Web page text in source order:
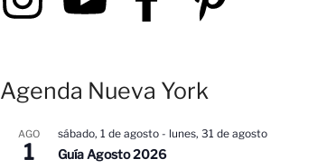
r
rAgenda Nueva York
AGO
1
sábado, 1 de agosto - lunes, 31 de agosto
Guía Agosto 2026